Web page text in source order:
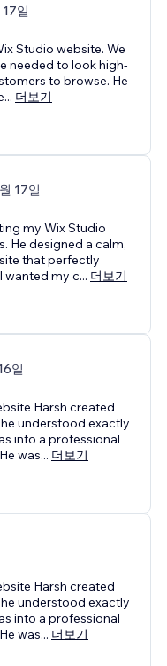
일
Studio website. We
needed to look high-
to browse. He
... 더보기
17일
my Wix Studio
He designed a calm,
that perfectly
wanted my c... 더보기
일
Harsh created
understood exactly
into a professional
was... 더보기
Harsh created
understood exactly
into a professional
was... 더보기